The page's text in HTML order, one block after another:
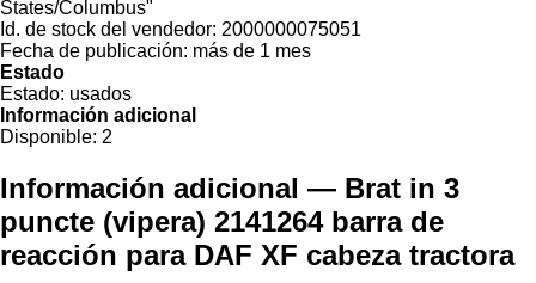
States/Columbus"
Id. de stock del vendedor: 2000000075051
Fecha de publicación: más de 1 mes
Estado
Estado: usados
Información adicional
Disponible: 2
Información adicional — Brat in 3
puncte (vipera) 2141264 barra de
reacción para DAF XF cabeza tractora